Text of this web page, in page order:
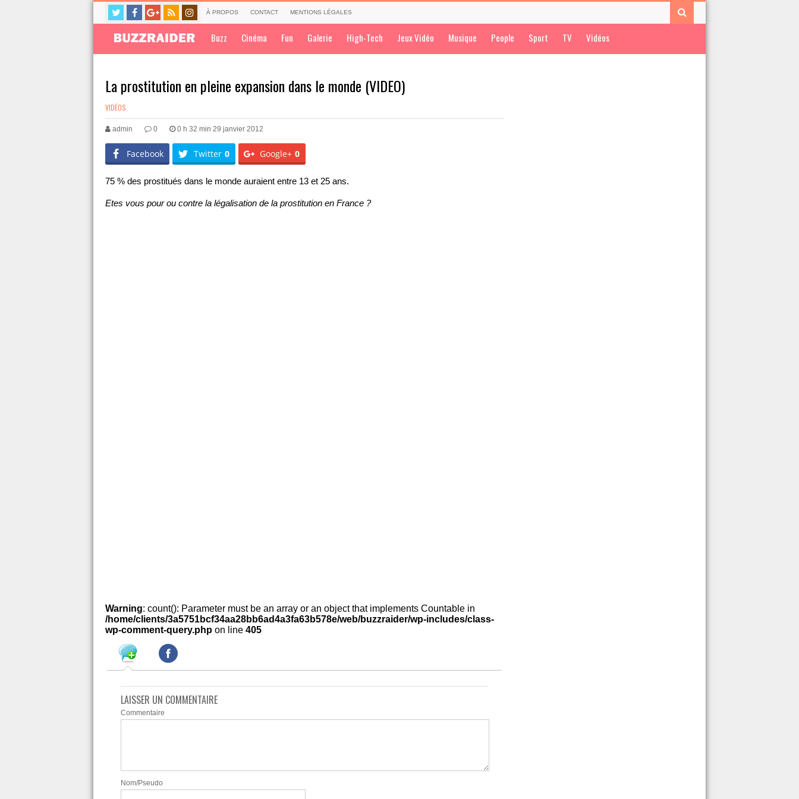
À PROPOS CONTACT MENTIONS LÉGALES
Buzz Cinéma Fun Galerie High-Tech Jeux Vidéo Musique People Sport TV Vidéos
La prostitution en pleine expansion dans le monde (VIDEO)
VIDÉOS
admin 0 0 h 32 min 29 janvier 2012
Facebook Twitter 0 Google+ 0
75 % des prostitués dans le monde auraient entre 13 et 25 ans.
Etes vous pour ou contre la légalisation de la prostitution en France ?
Warning: count(): Parameter must be an array or an object that implements Countable in
/home/clients/3a5751bcf34aa28bb6ad4a3fa63b578e/web/buzzraider/wp-includes/class-
wp-comment-query.php on line 405
LAISSER UN COMMENTAIRE
Commentaire
Nom/Pseudo